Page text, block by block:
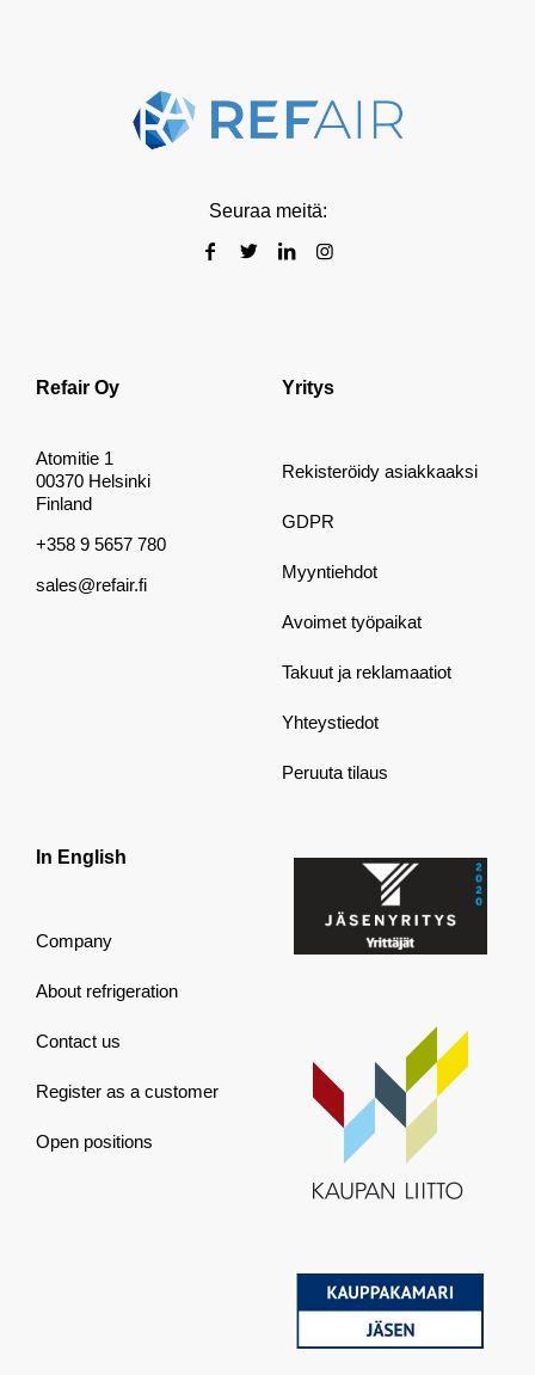
Seuraa meitä:
Refair Oy
Atomitie 1
00370 Helsinki
Finland
+358 9 5657 780
sales@refair.fi
Yritys
Rekisteröidy asiakkaaksi
GDPR
Myyntiehdot
Avoimet työpaikat
Takuut ja reklamaatiot
Yhteystiedot
Peruuta tilaus
In English
Company
About refrigeration
Contact us
Register as a customer
Open positions